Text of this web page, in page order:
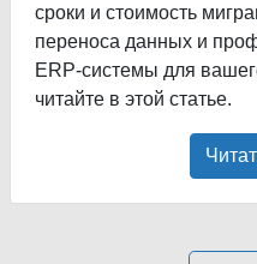
сроки и стоимость
переноса данных и
ERP-системы для
читайте в этой статье.